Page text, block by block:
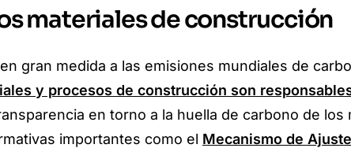
materiales de construcción
gran medida a las emisiones mundiales de
y procesos de construcción son
en torno a la huella de carbono de
importantes como el Mecanismo de